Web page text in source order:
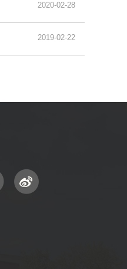
2020-02-28
2019-02-22